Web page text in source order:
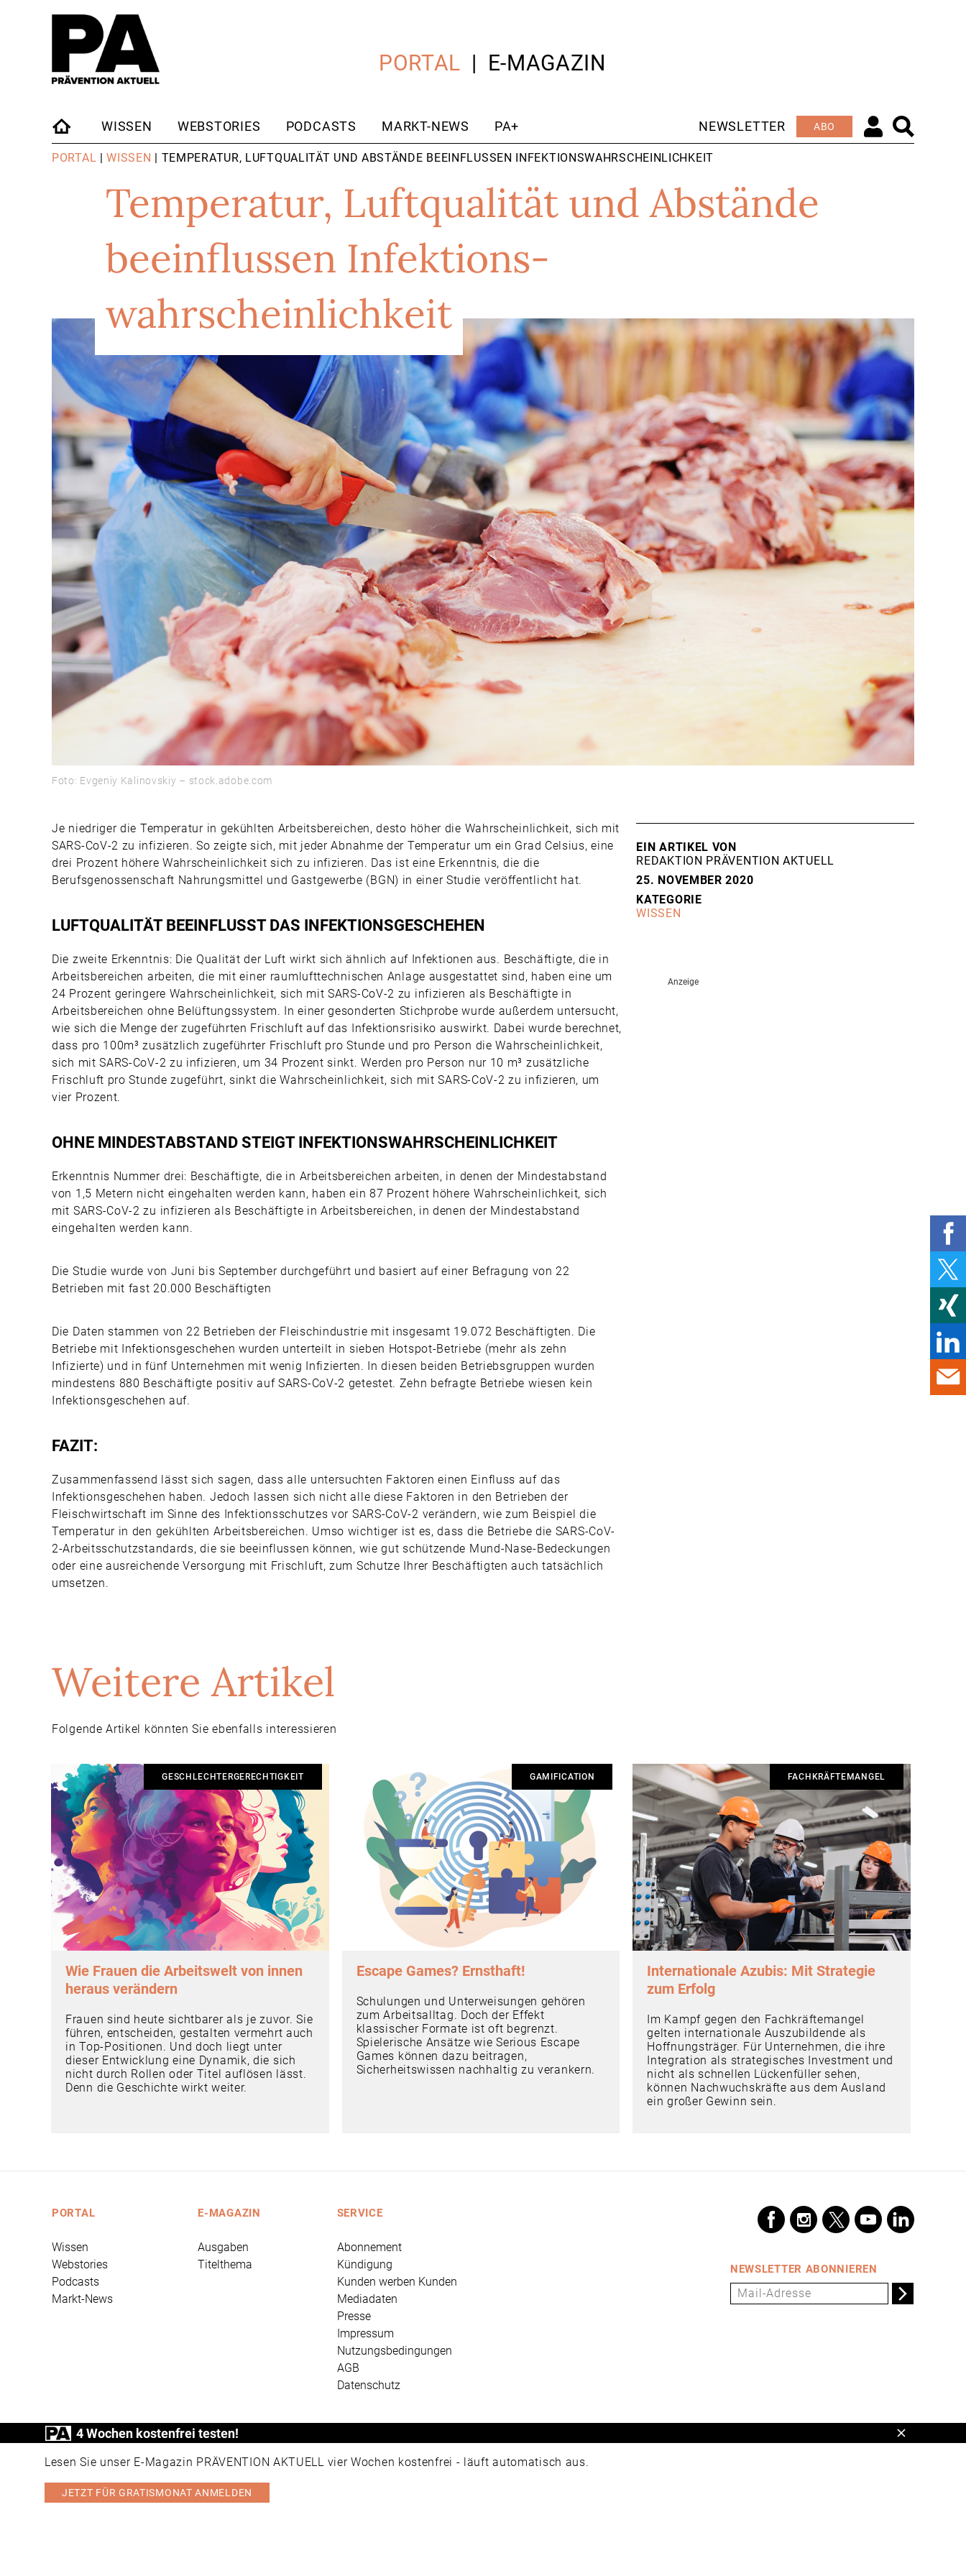
PORTAL E-MAGAZIN
STARTSEITE
WISSEN WEBSTORIES PODCASTS MARKT-NEWS PA+ NEWSLETTER ABO
PORTAL |WISSEN | TEMPERATUR, LUFTQUALITÄT UND ABSTÄNDE BEEINFLUSSEN INFEKTIONS­WAHRSCHEINLICHKEIT
Temperatur, Luftqualität und Abstände
beeinflussen Infektions­
wahrscheinlichkeit
Foto: Evgeniy Kalinovskiy – stock.adobe.com
Je niedriger die Temperatur in gekühlten Arbeitsbereichen, desto höher die Wahrscheinlichkeit, sich mit
SARS-CoV-2 zu infizieren. So zeigte sich, mit jeder Abnahme der Temperatur um ein Grad Celsius, eine
drei Prozent höhere Wahrscheinlichkeit sich zu infizieren. Das ist eine Erkenntnis, die die
Berufsgenossenschaft Nahrungsmittel und Gastgewerbe (BGN) in einer Studie veröffentlicht hat.
LUFTQUALITÄT BEEINFLUSST DAS INFEKTIONSGESCHEHEN
Die zweite Erkenntnis: Die Qualität der Luft wirkt sich ähnlich auf Infektionen aus. Beschäftigte, die in
Arbeitsbereichen arbeiten, die mit einer raumlufttechnischen Anlage ausgestattet sind, haben eine um
24 Prozent geringere Wahrscheinlichkeit, sich mit SARS-CoV-2 zu infizieren als Beschäftigte in
Arbeitsbereichen ohne Belüftungssystem. In einer gesonderten Stichprobe wurde außerdem untersucht,
wie sich die Menge der zugeführten Frischluft auf das Infektionsrisiko auswirkt. Dabei wurde berechnet,
dass pro 100m³ zusätzlich zugeführter Frischluft pro Stunde und pro Person die Wahrscheinlichkeit,
sich mit SARS-CoV-2 zu infizieren, um 34 Prozent sinkt. Werden pro Person nur 10 m³ zusätzliche
Frischluft pro Stunde zugeführt, sinkt die Wahrscheinlichkeit, sich mit SARS-CoV-2 zu infizieren, um
vier Prozent.
OHNE MINDESTABSTAND STEIGT INFEKTIONSWAHRSCHEINLICHKEIT
Erkenntnis Nummer drei: Beschäftigte, die in Arbeitsbereichen arbeiten, in denen der Mindestabstand
von 1,5 Metern nicht eingehalten werden kann, haben ein 87 Prozent höhere Wahrscheinlichkeit, sich
mit SARS-CoV-2 zu infizieren als Beschäftigte in Arbeitsbereichen, in denen der Mindestabstand
eingehalten werden kann.
Die Studie wurde von Juni bis September durchgeführt und basiert auf einer Befragung von 22
Betrieben mit fast 20.000 Beschäftigten
Die Daten stammen von 22 Betrieben der Fleischindustrie mit insgesamt 19.072 Beschäftigten. Die
Betriebe mit Infektionsgeschehen wurden unterteilt in sieben Hotspot-Betriebe (mehr als zehn
Infizierte) und in fünf Unternehmen mit wenig Infizierten. In diesen beiden Betriebsgruppen wurden
mindestens 880 Beschäftigte positiv auf SARS-CoV-2 getestet. Zehn befragte Betriebe wiesen kein
Infektionsgeschehen auf.
FAZIT:
Zusammenfassend lässt sich sagen, dass alle untersuchten Faktoren einen Einfluss auf das
Infektionsgeschehen haben. Jedoch lassen sich nicht alle diese Faktoren in den Betrieben der
Fleischwirtschaft im Sinne des Infektionsschutzes vor SARS-CoV-2 verändern, wie zum Beispiel die
Temperatur in den gekühlten Arbeitsbereichen. Umso wichtiger ist es, dass die Betriebe die SARS-CoV-
2-Arbeitsschutzstandards, die sie beeinflussen können, wie gut schützende Mund-Nase-Bedeckungen
oder eine ausreichende Versorgung mit Frischluft, zum Schutze Ihrer Beschäftigten auch tatsächlich
umsetzen.
EIN ARTIKEL VON
REDAKTION PRÄVENTION AKTUELL
25. NOVEMBER 2020
KATEGORIE
WISSEN
Weitere Artikel
Folgende Artikel könnten Sie ebenfalls interessieren
GESCHLECHTERGERECHTIGKEIT
Wie Frauen die Arbeitswelt von innen
heraus verändern
Frauen sind heute sichtbarer als je zuvor. Sie
führen, entscheiden, gestalten vermehrt auch
in Top-Positionen. Und doch liegt unter
dieser Entwicklung eine Dynamik, die sich
nicht durch Rollen oder Titel auflösen lässt.
Denn die Geschichte wirkt weiter.
GAMIFICATION
Escape Games? Ernsthaft!
Schulungen und Unterweisungen gehören
zum Arbeitsalltag. Doch der Effekt
klassischer Formate ist oft begrenzt.
Spielerische Ansätze wie Serious Escape
Games können dazu beitragen,
Sicherheitswissen nachhaltig zu verankern.
FACHKRÄFTEMANGEL
Internationale Azubis: Mit Strategie
zum Erfolg
Im Kampf gegen den Fachkräftemangel
gelten internationale Auszubildende als
Hoffnungsträger. Für Unternehmen, die ihre
Integration als strategisches Investment und
nicht als schnellen Lückenfüller sehen,
können Nachwuchskräfte aus dem Ausland
ein großer Gewinn sein.
PORTAL
Wissen
Webstories
Podcasts
Markt-News
E-MAGAZIN
Ausgaben
Titelthema
SERVICE
Abonnement
Kündigung
Kunden werben Kunden
Mediadaten
Presse
Impressum
Nutzungsbedingungen
AGB
Datenschutz
NEWSLETTER ABONNIEREN
4 Wochen kostenfrei testen!
Lesen Sie unser E-Magazin PRÄVENTION AKTUELL vier Wochen kostenfrei - läuft automatisch aus.
JETZT FÜR GRATISMONAT ANMELDEN
Schließen